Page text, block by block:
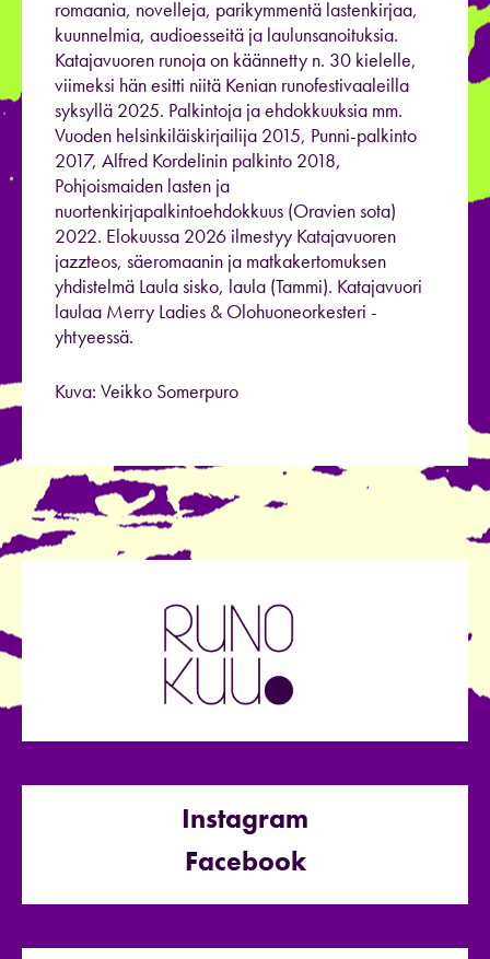
romaania, novelleja, parikymmentä lastenkirjaa,
kuunnelmia, audioesseitä ja laulunsanoituksia.
Katajavuoren runoja on käännetty n. 30 kielelle,
viimeksi hän esitti niitä Kenian runofestivaaleilla
syksyllä 2025. Palkintoja ja ehdokkuuksia mm.
Vuoden helsinkiläiskirjailija 2015, Punni-palkinto
2017, Alfred Kordelinin palkinto 2018,
Pohjoismaiden lasten ja
nuortenkirjapalkintoehdokkuus (Oravien sota)
2022. Elokuussa 2026 ilmestyy Katajavuoren
jazzteos, säeromaanin ja matkakertomuksen
yhdistelmä Laula sisko, laula (Tammi). Katajavuori
laulaa Merry Ladies & Olohuoneorkesteri -
yhtyeessä.
Kuva: Veikko Somerpuro
Instagram
Facebook